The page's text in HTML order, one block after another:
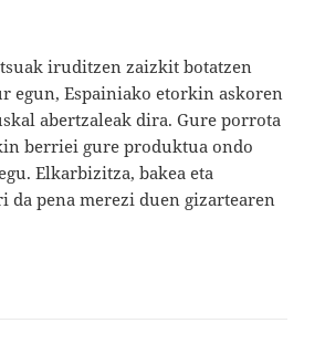
iruditzen zaizkit botatzen
egun, Espainiako etorkin askoren
abertzaleak dira. Gure porrota
berriei gure produktua ondo
Elkarbizitza, bakea eta
da pena merezi duen gizartearen